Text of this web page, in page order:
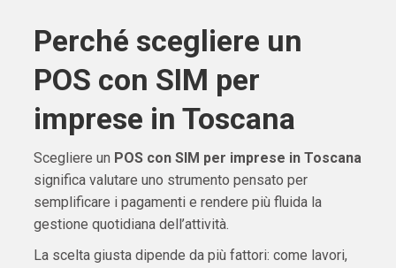
Perché scegliere un
POS con SIM per
imprese in Toscana
Scegliere un POS con SIM per imprese in Toscana
significa valutare uno strumento pensato per
semplificare i pagamenti e rendere più fluida la
gestione quotidiana dell’attività.
La scelta giusta dipende da più fattori: come lavori,